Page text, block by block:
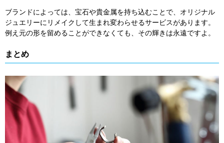
ブランドによっては、宝石や貴金属を持ち込むことで、オリジナル
ジュエリーにリメイクして生まれ変わらせるサービスがあります。
例え元の形を留めることができなくても、その輝きは永遠ですよ。
まとめ